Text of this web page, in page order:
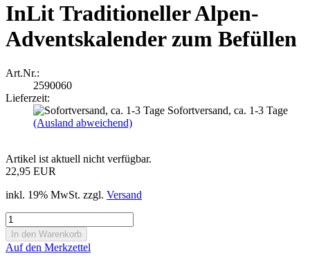
InLit Traditioneller Alpen-
Adventskalender zum Befüllen
Art.Nr.:
2590060
Lieferzeit:
Sofortversand, ca. 1-3 Tage
(Ausland abweichend)
Artikel ist aktuell nicht verfügbar.
22,95 EUR
inkl. 19% MwSt. zzgl. Versand
Auf den Merkzettel